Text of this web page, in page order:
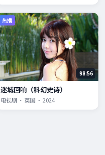
热播
98:56
迷城回响（科幻史诗）
电视剧 · 英国 · 2024